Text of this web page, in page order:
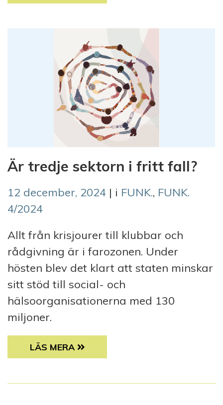
Är tredje sektorn i fritt fall?
12 december, 2024 | i FUNK., FUNK.
4/2024
Allt från krisjourer till klubbar och
rådgivning är i farozonen. Under
hösten blev det klart att staten minskar
sitt stöd till social- och
hälsoorganisationerna med 130
miljoner.
ÄR TREDJE SEKTORN I FRITT FALL?
LÄS MERA